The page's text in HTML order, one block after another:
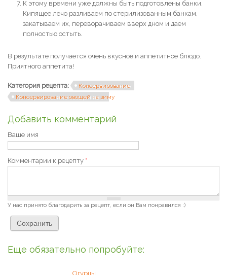
К этому времени уже должны быть подготовлены банки.
Кипящее лечо разливаем по стерилизованным банкам,
закатываем их, переворачиваем вверх дном и даем
полностью остыть.
В результате получается очень вкусное и аппетитное блюдо.
Приятного аппетита!
Категория рецепта:
Консервирование
Консервирование овощей на зиму
Добавить комментарий
Ваше имя
Комментарии к рецепту *
У нас принято благодарить за рецепт, если он Вам понравился :)
Еще обязательно попробуйте:
Огурцы,